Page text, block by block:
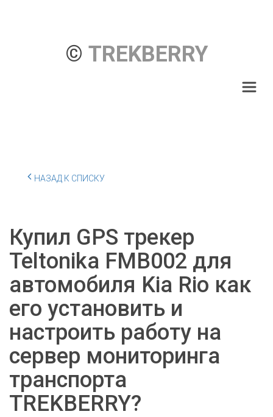
© TREKBERRY
НАЗАД К СПИСКУ
Купил GPS трекер
Teltonika FMB002 для
автомобиля Kia Rio как
его установить и
настроить работу на
сервер мониторинга
транспорта
TREKBERRY?